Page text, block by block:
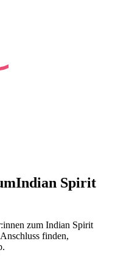
Indian Spirit
zum Indian Spirit
finden,